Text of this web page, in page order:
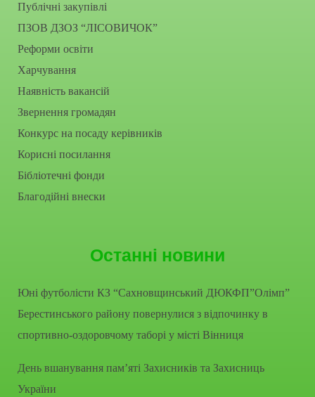
Публічні закупівлі
ПЗОВ ДЗОЗ “ЛІСОВИЧОК”
Реформи освіти
Харчування
Наявність вакансій
Звернення громадян
Конкурс на посаду керівників
Корисні посилання
Бібліотечні фонди
Благодійні внески
Останні новини
Юні футболісти КЗ “Сахновщинський ДЮКФП”Олімп”
Берестинського району повернулися з відпочинку в
спортивно-оздоровчому таборі у місті Вінниця
День вшанування пам’яті Захисників та Захисниць
України